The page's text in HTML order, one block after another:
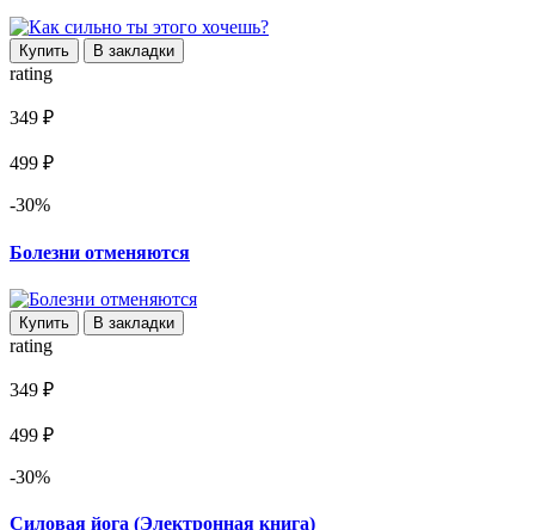
Купить В закладки
rating
349 ₽
499 ₽
-30%
Болезни отменяются
Купить В закладки
rating
349 ₽
499 ₽
-30%
Силовая йога (Электронная книга)